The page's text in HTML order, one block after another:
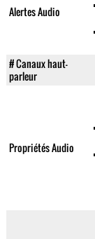
Alertes Audio
# Canaux haut-
parleur
Propriétés Audio